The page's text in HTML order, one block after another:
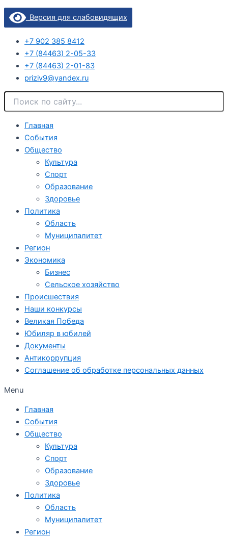
Версия для слабовидящих
+7 902 385 8412
+7 (84463) 2-05-33
+7 (84463) 2-01-83
priziv9@yandex.ru
Главная
События
Общество
Культура
Спорт
Образование
Здоровье
Политика
Область
Муниципалитет
Регион
Экономика
Бизнес
Сельское хозяйство
Происшествия
Наши конкурсы
Великая Победа
Юбиляр в юбилей
Документы
Антикоррупция
Соглашение об обработке персональных данных
Menu
Главная
События
Общество
Культура
Спорт
Образование
Здоровье
Политика
Область
Муниципалитет
Регион